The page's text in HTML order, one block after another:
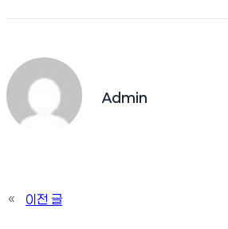
Admin
«
이전 글